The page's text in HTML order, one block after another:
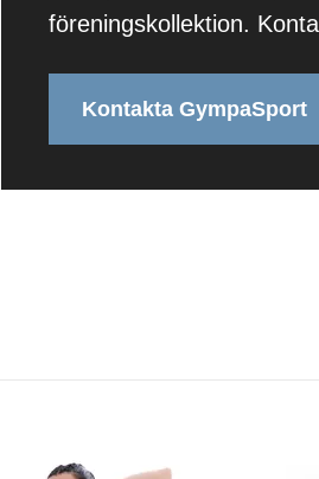
föreningskollektion.
Kontakta GympaSport